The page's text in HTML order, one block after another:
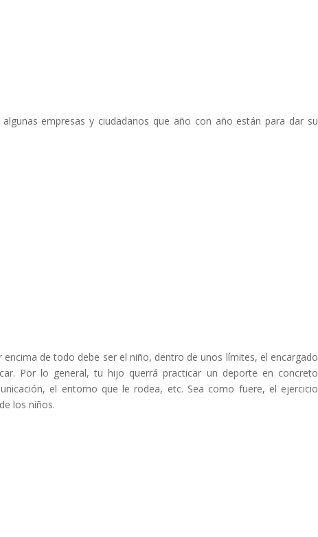
empresas y ciudadanos que año con año están para dar su
encima de todo debe ser el niño, dentro de unos límites, el encargado
Por lo general, tu hijo querrá practicar un deporte en concreto
el entorno que le rodea, etc. Sea como fuere, el ejercicio
los niños.